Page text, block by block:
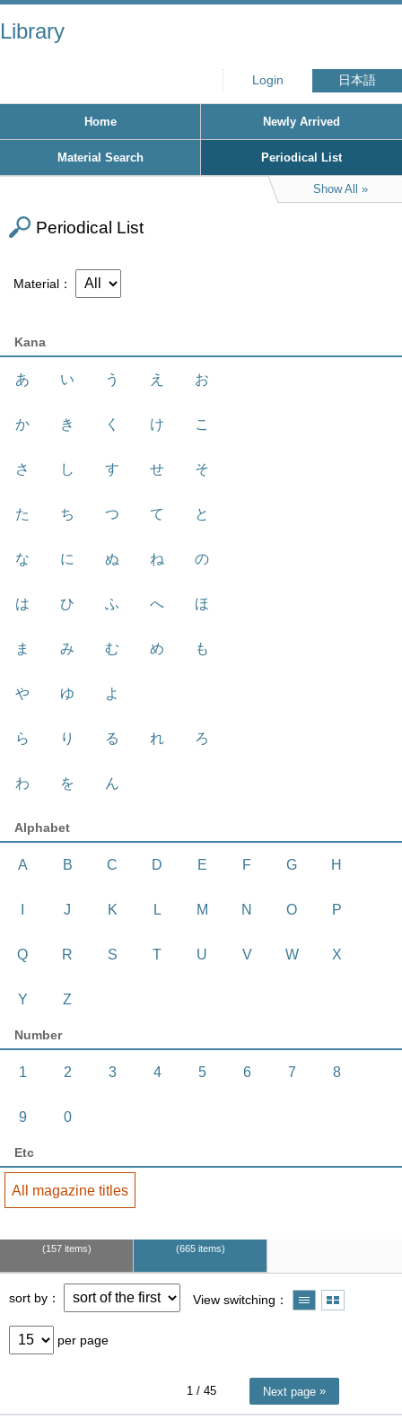
Library
Login 日本語
Home Newly Arrived
Material Search Periodical List
Show All
Periodical List
Material
Kana
あ い う え お
か き く け こ
さ し す せ そ
た ち つ て と
な に ぬ ね の
は ひ ふ へ ほ
ま み む め も
や ゆ よ
ら り る れ ろ
わ を ん
Alphabet
A B C D E F G H
J K L M N O P
Q R S T U V W X
Y Z
Number
1 2 3 4 5 6 7 8
9 0
Etc
All magazine titles
157 items 665 items
sort by View switching
per page
1/ 45 Next page